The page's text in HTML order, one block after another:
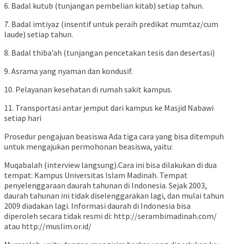
6. Badal kutub (tunjangan pembelian kitab) setiap tahun.
7. Badal imtiyaz (insentif untuk peraih predikat mumtaz/cum
laude) setiap tahun.
8. Badal thiba’ah (tunjangan pencetakan tesis dan desertasi)
9. Asrama yang nyaman dan kondusif.
10. Pelayanan kesehatan di rumah sakit kampus.
11. Transportasi antar jemput dari kampus ke Masjid Nabawi
setiap hari
Prosedur pengajuan beasiswa Ada tiga cara yang bisa ditempuh
untuk mengajukan permohonan beasiswa, yaitu:
Muqabalah (interview langsung).Cara ini bisa dilakukan di dua
tempat: Kampus Universitas Islam Madinah. Tempat
penyelenggaraan daurah tahunan di Indonesia. Sejak 2003,
daurah tahunan ini tidak diselenggarakan lagi, dan mulai tahun
2009 diadakan lagi. Informasi daurah di Indonesia bisa
diperoleh secara tidak resmi di: http://serambimadinah.com/
atau http://muslim.or.id/